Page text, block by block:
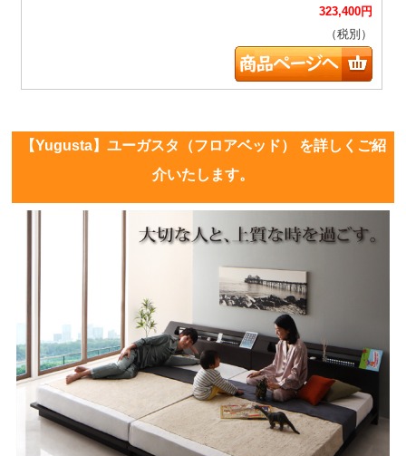
323,400円
（税別）
【Yugusta】ユーガスタ（フロアベッド） を詳しくご紹
介いたします。